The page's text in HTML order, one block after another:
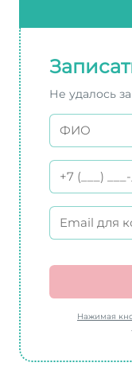
Не удалось
Нажимая